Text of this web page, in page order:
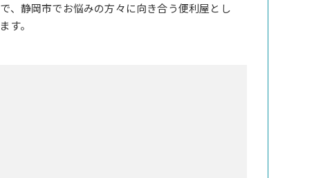
、静岡市でお悩みの方々に向き合う便利屋とし
す。